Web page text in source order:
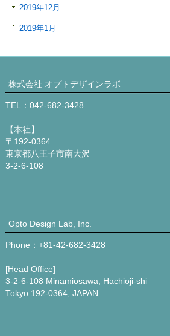
2019年12月
2019年1月
株式会社 オプトデザインラボ
TEL：042-682-3428
【本社】
〒192-0364
東京都八王子市南大沢
3-2-6-108
Opto Design Lab, Inc.
Phone：+81-42-682-3428
[Head Office]
3-2-6-108 Minamiosawa, Hachioji-shi
Tokyo 192-0364, JAPAN